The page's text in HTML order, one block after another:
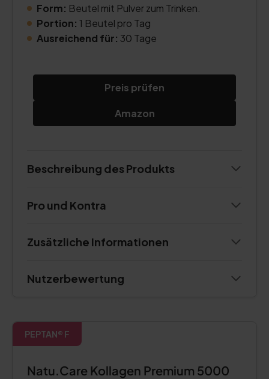
Form: Beutel mit Pulver zum Trinken.
Portion: 1 Beutel pro Tag
Ausreichend für: 30 Tage
Preis prüfen
Amazon
Beschreibung des Produkts
Pro und Kontra
Zusätzliche Informationen
Nutzerbewertung
PEPTAN® F
Natu.Care Kollagen Premium 5000